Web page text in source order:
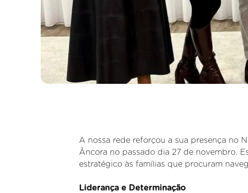
A nossa rede reforçou a sua presença no
Âncora no passado dia 27 de novembro.
estratégico às famílias que procuram
Liderança e Determinação